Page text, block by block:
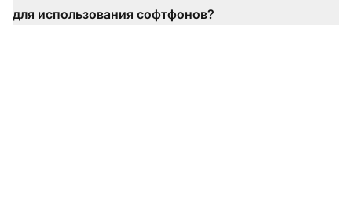
для использования софтфонов?